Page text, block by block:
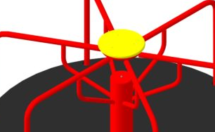
большая
КР-04
АРТИКУЛ:
КР-04
ГАБАРИТЫ: